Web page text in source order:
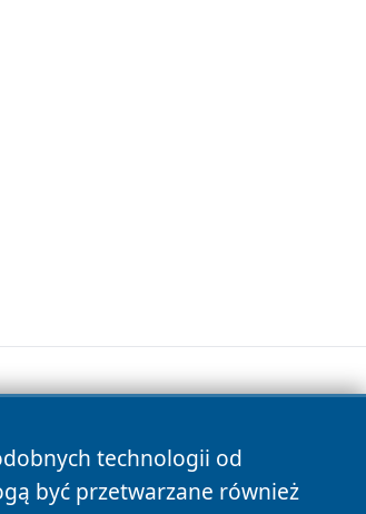
technologii od
być przetwarzane również